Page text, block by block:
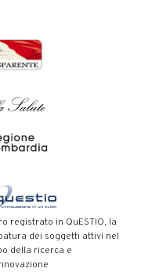
registrato in QuESTIO, la
dei soggetti attivi nel
della ricerca e